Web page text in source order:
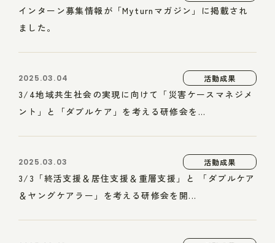
インターン募集情報が「Myturnマガジン」に掲載され
ました。
2025.03.04 活動成果
3/4地域共生社会の実現に向けて「災害ケースマネジメ
ント」と「ダブルケア」を考える研修会を...
2025.03.03 活動成果
3/3「終活支援＆居住支援＆重層支援」と 「ダブルケア
＆ヤングケアラー」を考える研修会を開...